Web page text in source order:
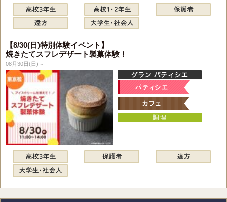
【8/30(日)特別体験イベント】
焼きたてスフレデザート製菓体験！
08月30日(日)～